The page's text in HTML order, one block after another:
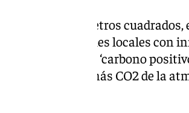
de 10.963 metros
tradicionales locales con
el primer edificio ‘carbono
compensará más CO2 de la